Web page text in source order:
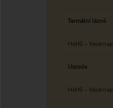
Termální lázně
Hétfő – Vasárnap:
Uszoda
Hétfő – Vasárnap: